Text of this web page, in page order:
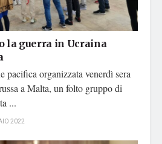
la guerra in Ucraina
pacifica organizzata venerdì sera
a Malta, un folto gruppo di
...
2022